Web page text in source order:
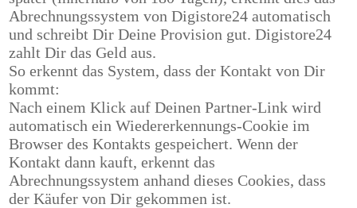
Abrechnungssystem von Digistore24 automatisch
und schreibt Dir Deine Provision gut. Digistore24
zahlt Dir das Geld aus.
So erkennt das System, dass der Kontakt von Dir
kommt:
Nach einem Klick auf Deinen Partner-Link wird
automatisch ein Wiedererkennungs-Cookie im
Browser des Kontakts gespeichert. Wenn der
Kontakt dann kauft, erkennt das
Abrechnungssystem anhand dieses Cookies, dass
der Käufer von Dir gekommen ist.